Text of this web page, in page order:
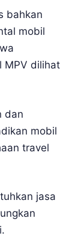
bahkan
mobil
MPV dilihat
dan
mobil
travel
jasa